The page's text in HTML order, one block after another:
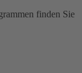
finden Sie